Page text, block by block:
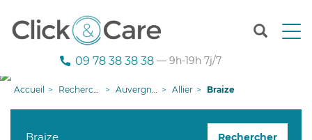
T
n
09 78 38 38 38 — 9h-19h 7j/7
Accueil Recherche aide à domicile Auvergne-Rhône-Alpes Allier Braize
Rechercher